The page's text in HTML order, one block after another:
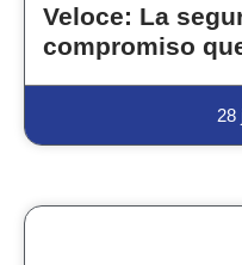
Veloce: La
compromiso
28